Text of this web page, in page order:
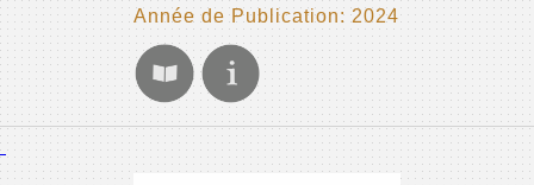
Année de Publication: 2024